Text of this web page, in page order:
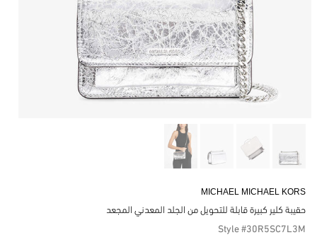
MICHAEL MICHAEL KORS
حقيبة كلير كبيرة قابلة للتحويل من الجلد المعدني المجعد
Style #30R5SC7L3M